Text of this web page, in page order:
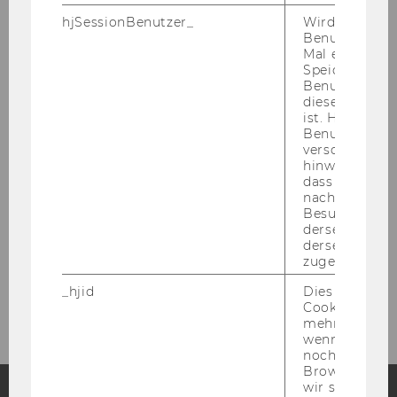
HEI­TEN
Zum In­sti­tut für Non­pro­fit Ma­nage­ment
hjSessionBenutzer_
Wird gesetzt,
Benutzer
Mal eine
Speichert die
Benutzer-ID,
diese Seite
ist. Hotjar
Benutzer
verschiedene
hinweg.Stellt
dass Daten
Besuchen auf
derselben
derselben
zugeordnet
_hjid
Dies ist ein
Cookie, das
mehr setzen,
wenn ein
noch in
Browser hat,
wir seinen